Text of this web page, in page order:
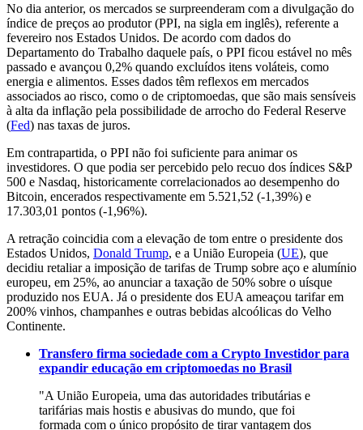
No dia anterior, os mercados se surpreenderam com a divulgação do
índice de preços ao produtor (PPI, na sigla em inglês), referente a
fevereiro nos Estados Unidos. De acordo com dados do
Departamento do Trabalho daquele país, o PPI ficou estável no mês
passado e avançou 0,2% quando excluídos itens voláteis, como
energia e alimentos. Esses dados têm reflexos em mercados
associados ao risco, como o de criptomoedas, que são mais sensíveis
à alta da inflação pela possibilidade de arrocho do Federal Reserve
(Fed) nas taxas de juros.
Em contrapartida, o PPI não foi suficiente para animar os
investidores. O que podia ser percebido pelo recuo dos índices S&P
500 e Nasdaq, historicamente correlacionados ao desempenho do
Bitcoin, encerados respectivamente em 5.521,52 (-1,39%) e
17.303,01 pontos (-1,96%).
A retração coincidia com a elevação de tom entre o presidente dos
Estados Unidos, Donald Trump, e a União Europeia (UE), que
decidiu retaliar a imposição de tarifas de Trump sobre aço e alumínio
europeu, em 25%, ao anunciar a taxação de 50% sobre o uísque
produzido nos EUA. Já o presidente dos EUA ameaçou tarifar em
200% vinhos, champanhes e outras bebidas alcoólicas do Velho
Continente.
Transfero firma sociedade com a Crypto Investidor para
expandir educação em criptomoedas no Brasil
"A União Europeia, uma das autoridades tributárias e
tarifárias mais hostis e abusivas do mundo, que foi
formada com o único propósito de tirar vantagem dos